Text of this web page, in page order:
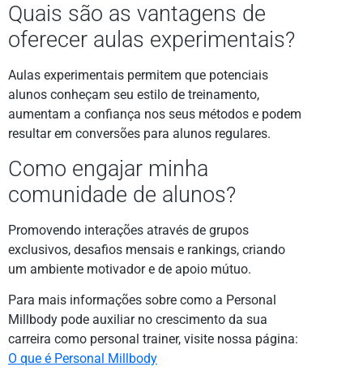
Quais são as vantagens de
oferecer aulas experimentais?
Aulas experimentais permitem que potenciais
alunos conheçam seu estilo de treinamento,
aumentam a confiança nos seus métodos e podem
resultar em conversões para alunos regulares.
Como engajar minha
comunidade de alunos?
Promovendo interações através de grupos
exclusivos, desafios mensais e rankings, criando
um ambiente motivador e de apoio mútuo.
Para mais informações sobre como a Personal
Millbody pode auxiliar no crescimento da sua
carreira como personal trainer, visite nossa página:
O que é Personal Millbody